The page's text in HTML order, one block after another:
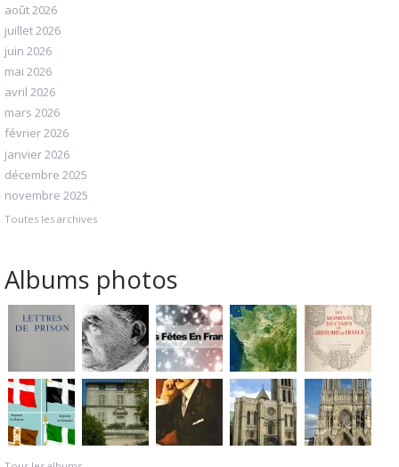
août 2026
juillet 2026
juin 2026
mai 2026
avril 2026
mars 2026
février 2026
janvier 2026
décembre 2025
novembre 2025
Toutes les archives
Albums photos